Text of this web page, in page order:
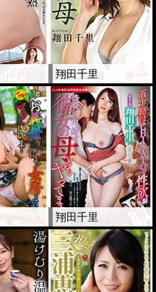
翔田千里
翔田千里